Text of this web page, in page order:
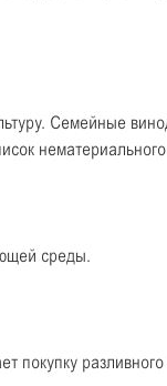
Семейные
среды.
покупку